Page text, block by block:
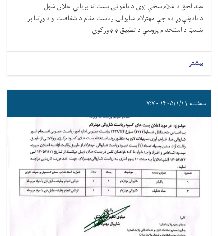
عبدالحق د غلام سخي زوی د باغوانۍ بست ته بریالي اعلان شول
د یادونې وړ ده چې مهترلام ښاروالۍ ریاست مقام د شفافیت او د وړتیا پر
بنسټ د استخدام پروسې د تطبیق ډاډ ورکوي
بیشتر
سه‌شنبه ۱۴۰۵/۱/۱۱ - ۷:۷